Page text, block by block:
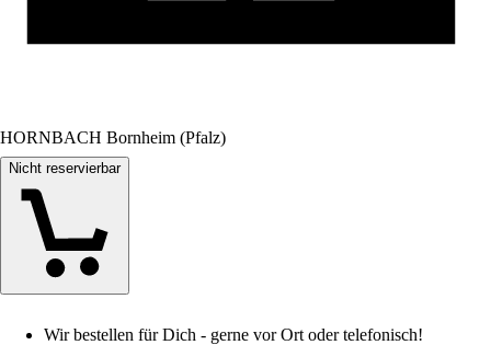
HORNBACH Bornheim (Pfalz)
Nicht reservierbar
Wir bestellen für Dich - gerne vor Ort oder telefonisch!